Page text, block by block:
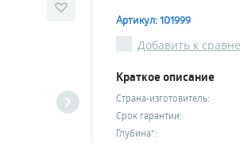
Артикул: 101999
Добавить к
Краткое описание
Страна-изготовитель:
Срок гарантии:
Глубина*: